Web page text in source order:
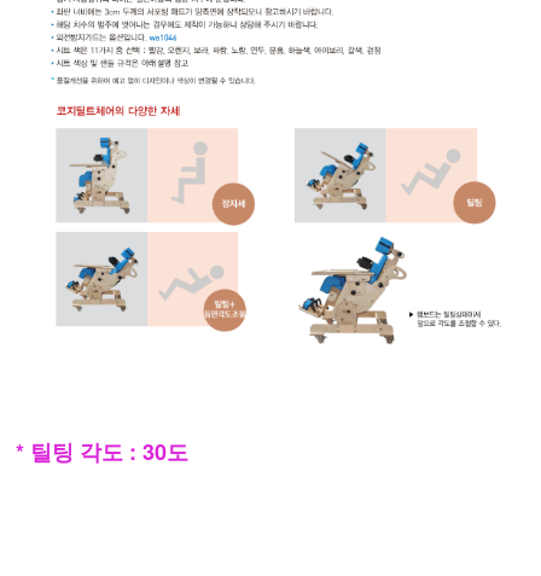
* 틸팅 각도 : 30도